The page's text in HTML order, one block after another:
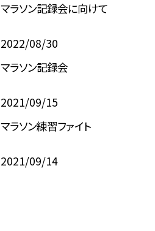
マラソン記録会に向けて
2022/08/30
マラソン記録会
2021/09/15
マラソン練習ファイト
2021/09/14